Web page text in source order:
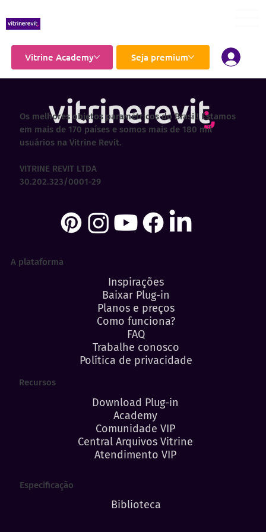
Vitrine Academy Seja premium
A plataforma
Inspirações
Baixar Plug-in
Planos e preços
Como funciona?
FAQ
Trabalhe conosco
Política de privacidade
Recursos
Download Plug-in
Academy
Comunidade VIP
Central Arquivos Vitrine
Atendimento VIP
Especificação
Biblioteca
Os melhores objetos paramétricos do Brasil! Estamos
em mais de 170 países e somos mais de 180 mil
usuários na Vitrine Revit.
VITRINE REVIT LTDA
30.202.323/0001-29